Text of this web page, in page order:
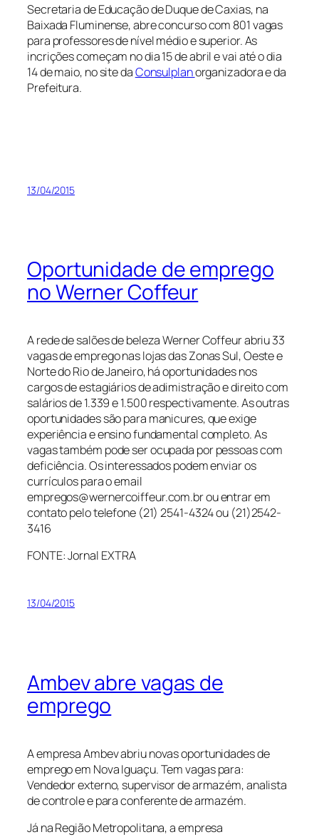
Secretaria de Educação de Duque de Caxias, na
Baixada Fluminense, abre concurso com 801 vagas
para professores de nível médio e superior. As
incrições começam no dia 15 de abril e vai até o dia
14 de maio, no site daConsulplanorganizadora e da
Prefeitura.
13/04/2015
Oportunidade de emprego
no Werner Coffeur
A rede de salões de beleza Werner Coffeur abriu 33
vagas de emprego nas lojas das Zonas Sul, Oeste e
Norte do Rio de Janeiro, há oportunidades nos
cargos de estagiários de adimistração e direito com
salários de 1.339 e 1.500 respectivamente. As outras
oportunidades são para manicures, que exige
experiência e ensino fundamental completo. As
vagas também pode ser ocupada por pessoas com
deficiência. Os interessados podem enviar os
currículos para o email
empregos@wernercoiffeur.com.br ou entrar em
contato pelo telefone (21) 2541-4324 ou (21)2542-
3416
FONTE: Jornal EXTRA
13/04/2015
Ambev abre vagas de
emprego
A empresa Ambev abriu novas oportunidades de
emprego em Nova Iguaçu. Tem vagas para:
Vendedor externo, supervisor de armazém, analista
de controle e para conferente de armazém.
Já na Região Metropolitana, a empresa